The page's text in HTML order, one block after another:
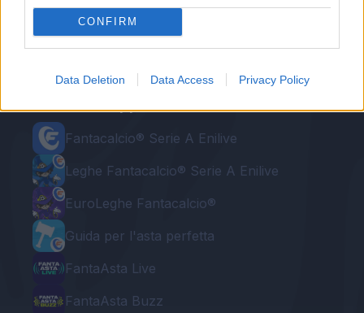
CONFIRM
Data Deletion Data Access Privacy Policy
Fantacalcio® Serie A Enilive
Leghe Fantacalcio® Serie A Enilive
EuroLeghe Fantacalcio®
Guida per l'asta perfetta
FantaAsta Live
FantaAsta Buzz